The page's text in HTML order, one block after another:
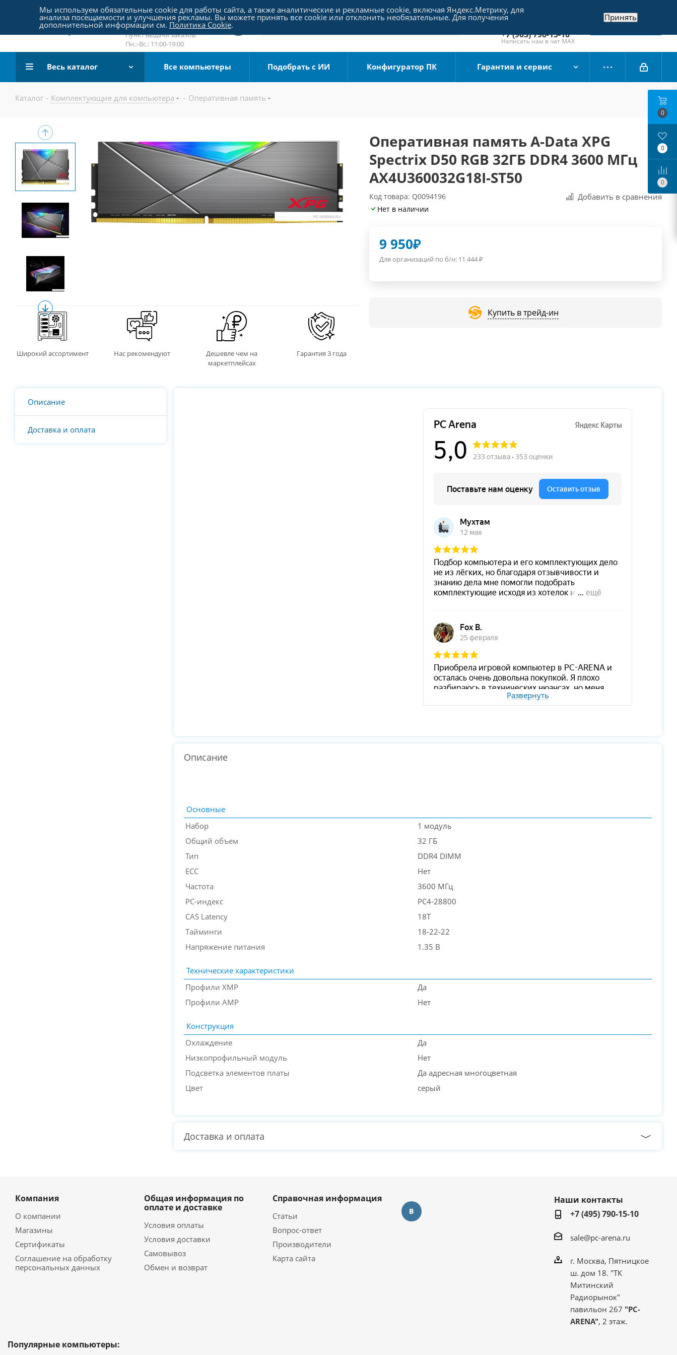
Пятницкое шоссе 18, пав. 267
email:sale@pc-arena.ru
Пн.:-Вс.: 10:00-20:00
Пункт выдачи заказов:
Пн.:-Вс.: 11:00-19:00
+7 (495) 790-15-10
Отдел продаж
+7 (903) 790-15-10
Написать нам в чат MAX
Заказать звонок
Весь каталог Все компьютеры Подобрать с ИИ Конфигуратор ПК Гарантия и сервис
Каталог - Комплектующие для компьютера - Оперативная память
Широкий ассортимент Нас рекомендуют
Дешевле чем на
маркетплейсах
Гарантия 3 года
Оперативная память A-Data XPG
Spectrix D50 RGB 32ГБ DDR4 3600 МГц
AX4U360032G18I-ST50
Код товара: Q0094196 Добавить в сравнения
Нет в наличии
9 950₽
Для организаций по б/н: 11 444₽
Купить в трейд-ин
Описание
Доставка и оплата
Развернуть
Описание
Основные
Набор
1 модуль
Общий объем
32 ГБ
Тип
DDR4 DIMM
ECC
Нет
Частота
3600 МГц
PC-индекс
PC4-28800
CAS Latency
18T
Тайминги
18-22-22
Напряжение питания
1.35 В
Технические характеристики
Профили XMP
Да
Профили AMP
Нет
Конструкция
Охлаждение
Да
Низкопрофильный модуль
Нет
Подсветка элементов платы
Да адресная многоцветная
Цвет
серый
Доставка и оплата
Компания
О компании
Магазины
Сертификаты
Соглашение на обработку
персональных данных
Общая информация по
оплате и доставке
Условия оплаты
Условия доставки
Самовывоз
Обмен и возврат
Справочная информация
Статьи
Вопрос-ответ
Производители
Карта сайта
Наши контакты
+7 (495) 790-15-10
sale@pc-arena.ru
г. Москва, Пятницкое
ш. дом 18. "ТК
Митинский
Радиорынок"
павильон 267 "PC-
ARENA", 2 этаж.
Популярные компьютеры:
0
0
0
Мы используем обязательные cookie для работы сайта, а также аналитические и рекламные cookie, включая Яндекс.Метрику, для
анализа посещаемости и улучшения рекламы. Вы можете принять все cookie или отклонить необязательные. Для получения
дополнительной информации см. Политика Cookie.
Принять